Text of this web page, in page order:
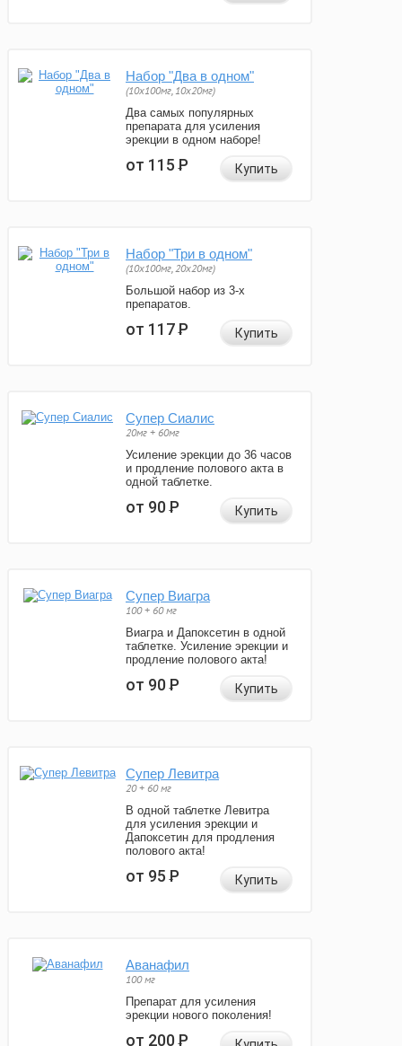
Набор "Два в одном"
(10x100мг, 10x20мг)
Два самых популярных
препарата для усиления
эрекции в одном наборе!
от 115Р Купить
Набор "Три в одном"
(10x100мг, 20x20мг)
Большой набор из 3-х
препаратов.
от 117Р Купить
Супер Сиалис
20мг + 60мг
Усиление эрекции до 36 часов
и продление полового акта в
одной таблетке.
от 90Р Купить
Супер Виагра
100 + 60 мг
Виагра и Дапоксетин в одной
таблетке. Усиление эрекции и
продление полового акта!
от 90Р Купить
Супер Левитра
20 + 60 мг
В одной таблетке Левитра
для усиления эрекции и
Дапоксетин для продления
полового акта!
от 95Р Купить
Аванафил
100 мг
Препарат для усиления
эрекции нового поколения!
от 200Р